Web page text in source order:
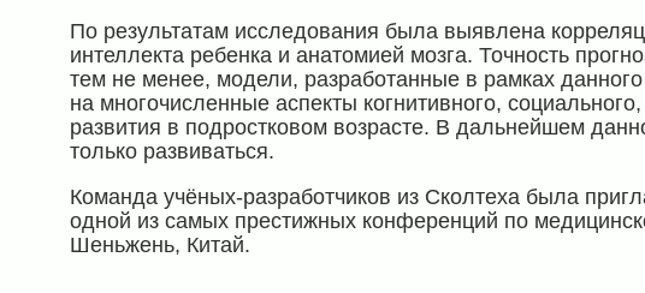
По результатам исследования была выявлена
интеллекта ребенка и анатомией мозга. Точность
тем не менее, модели, разработанные в рамках
на многочисленные аспекты когнитивного,
развития в подростковом возрасте. В дальнейшем
только развиваться.
Команда учёных-разработчиков из Сколтеха была
одной из самых престижных конференций по
Шеньжень, Китай.